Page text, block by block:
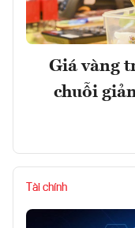
Giá vàng
chuỗi
Tài chính